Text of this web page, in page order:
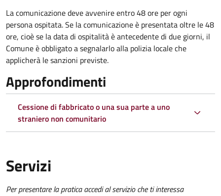
La comunicazione deve avvenire entro 48 ore per ogni
persona ospitata. Se la comunicazione è presentata oltre le 48
ore, cioè se la data di ospitalità è antecedente di due giorni, il
Comune è obbligato a segnalarlo alla polizia locale che
applicherà le sanzioni previste.
Approfondimenti
Cessione di fabbricato o una sua parte a uno
straniero non comunitario
Servizi
Per presentare la pratica accedi al servizio che ti interessa